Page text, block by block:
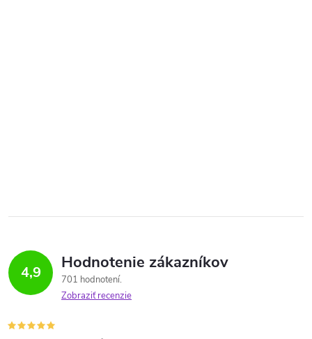
4,9 Hodnotenie zákazníkov
701 hodnotení
Zobraziť recenzie